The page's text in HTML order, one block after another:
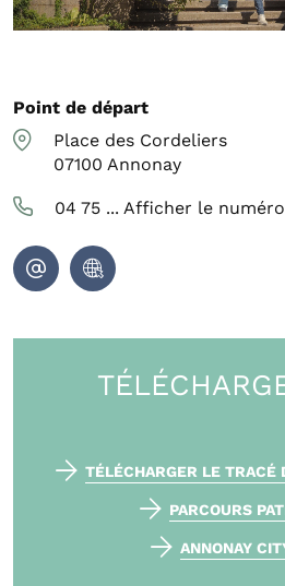
Point de départ
Place des Cordeliers
07100 Annonay
04 75 ... Afficher le numéro
TÉLÉCHARGER LE TRACÉ
PARCOURS
ANNONAY